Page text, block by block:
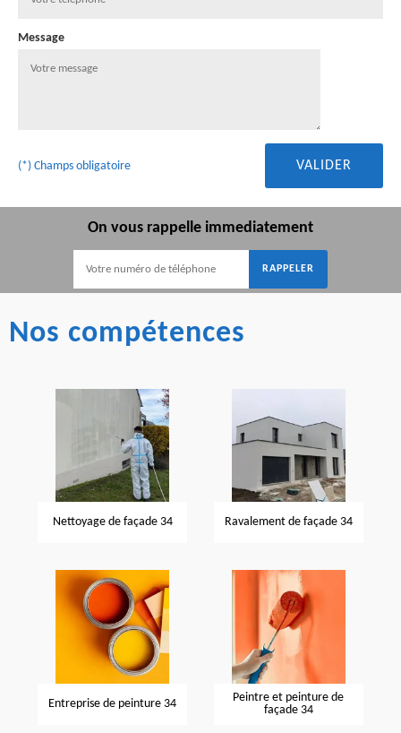
Message
(*) Champs obligatoire
On vous rappelle immediatement
Nos compétences
Nettoyage de façade 34 Ravalement de façade 34
Entreprise de peinture 34
Peintre et peinture de
façade 34